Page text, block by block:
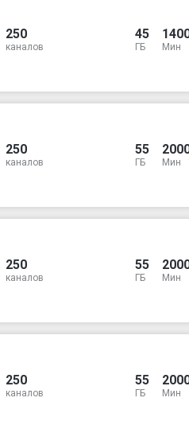
250
каналов
45
ГБ Мин
250
каналов
55
ГБ Мин
250
каналов
55
ГБ Мин
250
каналов
55
ГБ Мин